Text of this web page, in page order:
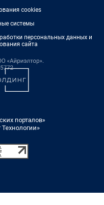
cookies
системы
персональных данных и
сайта
порталов»